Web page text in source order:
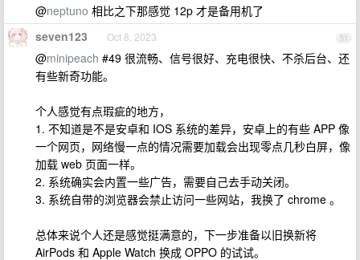
@neptuno 相比之下那感觉 12p 才是备用机了
51
seven123 Oct 8, 2023
@minipeach #49 很流畅、信号很好、充电很快、不杀后台、还
有些新奇功能。
个人感觉有点瑕疵的地方，
1. 不知道是不是安卓和 IOS 系统的差异，安卓上的有些 APP 像
一个网页，网络慢一点的情况需要加载会出现零点几秒白屏，像
加载 web 页面一样。
2. 系统确实会内置一些广告，需要自己去手动关闭。
3. 系统自带的浏览器会禁止访问一些网站，我换了 chrome 。
总体来说个人还是感觉挺满意的，下一步准备以旧换新将
AirPods 和 Apple Watch 换成 OPPO 的试试。